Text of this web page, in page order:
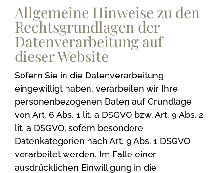
Allgemeine Hinweise zu den
Rechtsgrundlagen der
Datenverarbeitung auf
dieser Website
Sofern Sie in die Datenverarbeitung
eingewilligt haben, verarbeiten wir Ihre
personenbezogenen Daten auf Grundlage
von Art. 6 Abs. 1 lit. a DSGVO bzw. Art. 9 Abs. 2
lit. a DSGVO, sofern besondere
Datenkategorien nach Art. 9 Abs. 1 DSGVO
verarbeitet werden. Im Falle einer
ausdrücklichen Einwilligung in die